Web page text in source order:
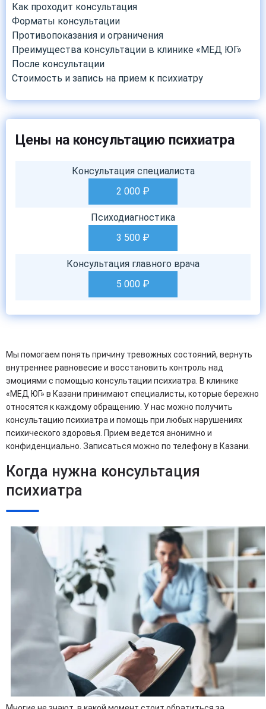
Как проходит консультация
Форматы консультации
Противопоказания и ограничения
Преимущества консультации в клинике «МЕД ЮГ»
После консультации
Стоимость и запись на прием к психиатру
Цены на консультацию психиатра
Консультация специалиста
2 000 ₽
Психодиагностика
3 500 ₽
Консультация главного врача
5 000 ₽
Мы помогаем понять причину тревожных состояний, вернуть
внутреннее равновесие и восстановить контроль над
эмоциями с помощью консультации психиатра. В клинике
«МЕД ЮГ» в Казани принимают специалисты, которые бережно
относятся к каждому обращению. У нас можно получить
консультацию психиатра и помощь при любых нарушениях
психического здоровья. Прием ведется анонимно и
конфиденциально. Записаться можно по телефону в Казани.
Когда нужна консультация
психиатра